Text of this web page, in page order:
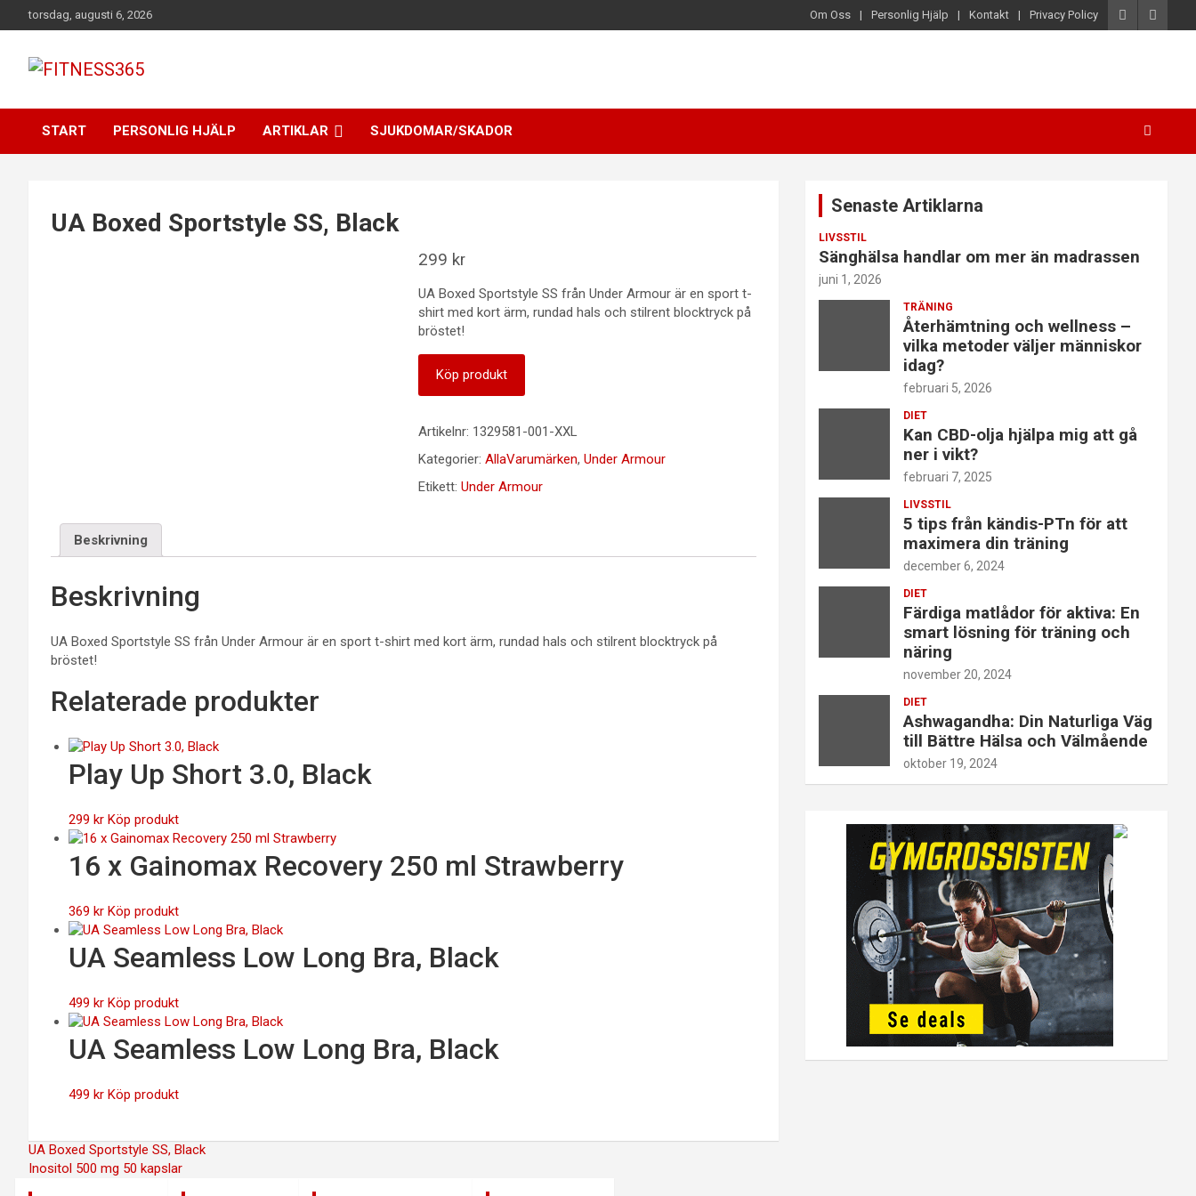
Hoppa
till
torsdag, augusti 6, 2026 Om Oss Personlig Hjälp Kontakt Privacy Policy
FITNESS365
START PERSONLIG HJÄLP ARTIKLAR SJUKDOMAR/SKADOR
UA Boxed Sportstyle SS, Black
299 kr
UA Boxed Sportstyle SS från Under Armour är en sport t-
shirt med kort ärm, rundad hals och stilrent blocktryck på
bröstet!
Köp produkt
Artikelnr: 1329581-001-XXL
Kategorier: AllaVarumärken, Under Armour
Etikett: Under Armour
Beskrivning
Beskrivning
UA Boxed Sportstyle SS från Under Armour är en sport t-shirt med kort ärm, rundad hals och stilrent blocktryck på
bröstet!
Relaterade produkter
Play Up Short 3.0, Black
299 kr Köp produkt
16 x Gainomax Recovery 250 ml Strawberry
369 kr Köp produkt
UA Seamless Low Long Bra, Black
499 kr Köp produkt
UA Seamless Low Long Bra, Black
499 kr Köp produkt
Inläggsnavigering
UA Boxed Sportstyle SS, Black
Inositol 500 mg 50 kapslar
Senaste Artiklarna
LIVSSTIL
Sänghälsa handlar om mer än madrassen
juni 1, 2026
TRÄNING
Återhämtning och wellness –
vilka metoder väljer människor
idag?
februari 5, 2026
DIET
Kan CBD-olja hjälpa mig att gå
ner i vikt?
februari 7, 2025
LIVSSTIL
5 tips från kändis-PTn för att
maximera din träning
december 6, 2024
DIET
Färdiga matlådor för aktiva: En
smart lösning för träning och
näring
november 20, 2024
DIET
Ashwagandha: Din Naturliga Väg
till Bättre Hälsa och Välmående
oktober 19, 2024